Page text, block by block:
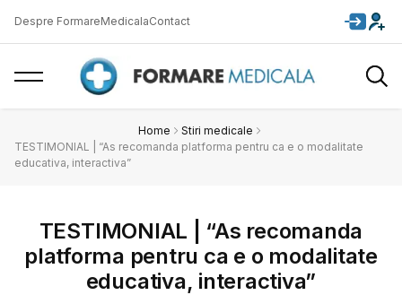
Despre FormareMedicalaContact
Home
Stiri medicale
TESTIMONIAL | “As recomanda platforma pentru ca e o modalitate
educativa, interactiva”
TESTIMONIAL | “As recomanda
platforma pentru ca e o modalitate
educativa, interactiva”